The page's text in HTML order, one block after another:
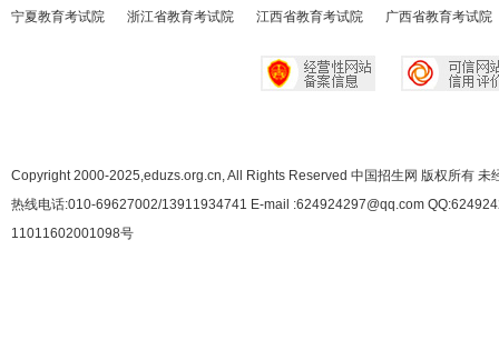
宁夏教育考试院 浙江省教育考试院 江西省教育考试院 广西省教育考试院
Copyright 2000-2025,eduzs.org.cn, All Rights Reserved 中国招生网 版权所有 未
热线电话:010-69627002/13911934741 E-mail :624924297@qq.com
11011602001098号